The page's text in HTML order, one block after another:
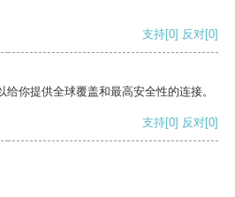
支持[0] 反对[0]
你提供全球覆盖和最高安全性的连接。
支持[0] 反对[0]